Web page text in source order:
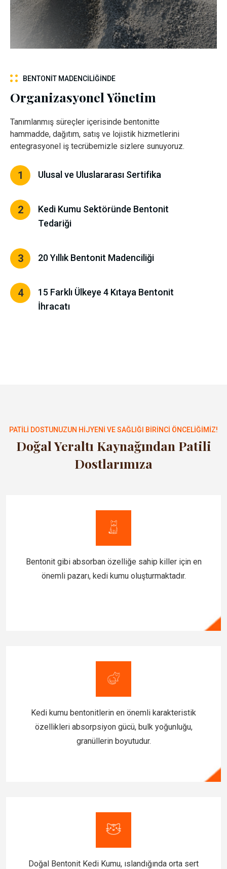
BENTONIT MADENCILIĞINDE
Organizasyonel Yönetim
Tanımlanmış süreçler içerisinde bentonitte
hammadde, dağıtım, satış ve lojistik hizmetlerini
entegrasyonel iş tecrübemizle sizlere sunuyoruz.
1 Ulusal ve Uluslararası Sertifika
2
Kedi Kumu Sektöründe Bentonit
Tedariği
3 20 Yıllık Bentonit Madenciliği
4
15 Farklı Ülkeye 4 Kıtaya Bentonit
İhracatı
PATILI DOSTUNUZUN HIJYENI VE SAĞLIĞI BIRINCI ÖNCELIĞIMIZ!
Doğal Yeraltı Kaynağından Patili
Dostlarımıza
Bentonit gibi absorban özelliğe sahip killer için en
önemli pazarı, kedi kumu oluşturmaktadır.
Kedi kumu bentonitlerin en önemli karakteristik
özellikleri absorpsiyon gücü, bulk yoğunluğu,
granüllerin boyutudur.
Doğal Bentonit Kedi Kumu, ıslandığında orta sert